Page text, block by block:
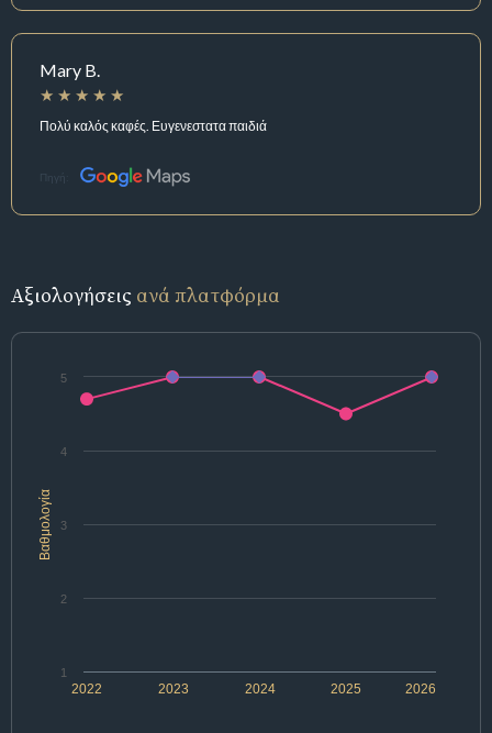
Mary B.
Πολύ καλός καφές. Ευγενεστατα παιδιά
Πηγή:
Αξιολογήσεις ανά πλατφόρμα
Βαθμολογία
2022 2024 2026
2023 2025
1
2
3
4
5